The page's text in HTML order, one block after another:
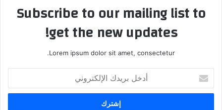
Subscribe to our mailing list to
get the new updates!
Lorem ipsum dolor sit amet, consectetur.
بريدك
الإلكتروني